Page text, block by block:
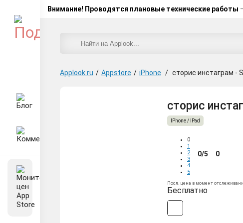
Внимание! Проводятся плановые технические работы
Applook.ru / Appstore / iPhone / сторис инстаграм -
сторис
IPhone / IPad
0
1
2
3
4
5
0/5 0
Посл. цена в момент
Бесплатно